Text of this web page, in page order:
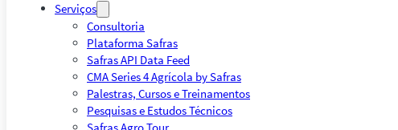
Serviços
Consultoria
Plataforma Safras
Safras API Data Feed
CMA Series 4 Agrícola by Safras
Palestras, Cursos e Treinamentos
Pesquisas e Estudos Técnicos